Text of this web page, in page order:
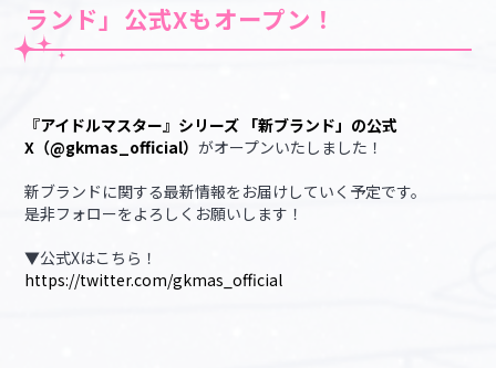
ランド」公式Xもオープン！
『アイドルマスター』シリーズ 「新ブランド」の公式
X（@gkmas_official）がオープンいたしました！
新ブランドに関する最新情報をお届けしていく予定です。
是非フォローをよろしくお願いします！
▼公式Xはこちら！
https://twitter.com/gkmas_official